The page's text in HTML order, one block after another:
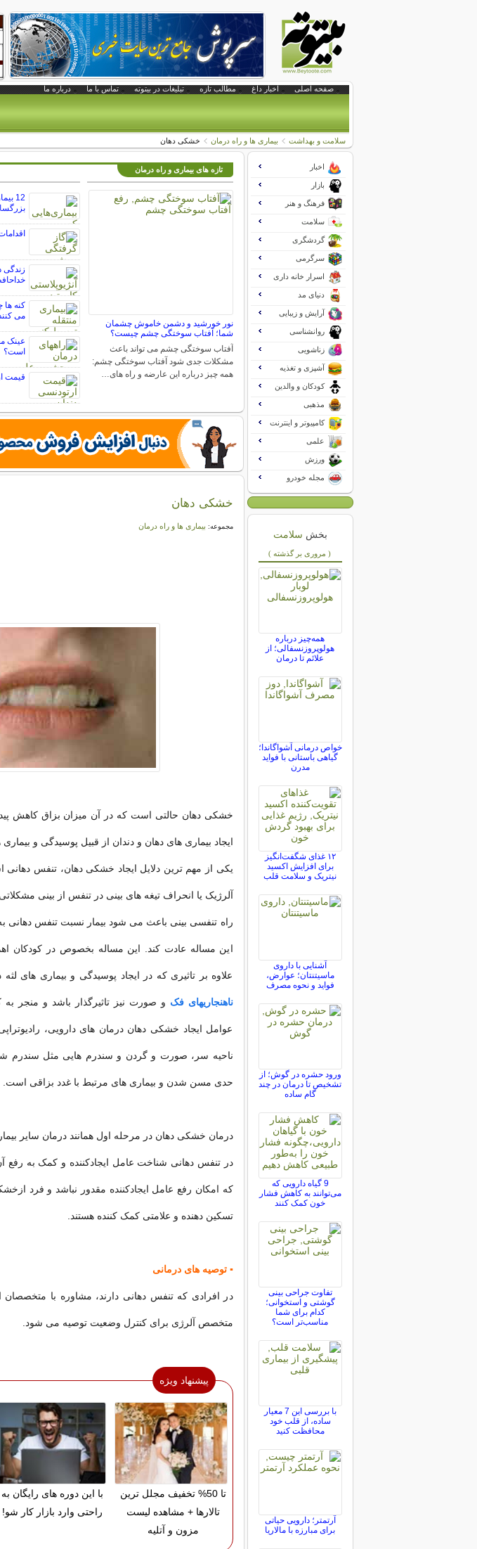
صفحه اصلی اخبار داغ مطالب تازه تبلیغات در بیتوته تماس با ما درباره ما
سلامت و بهداشت بیماری ها و راه درمان خشکی دهان
تازه های بیماری و راه درمان
نور خورشید و دشمن خاموش چشمان
شما؛ آفتاب سوختگی چشم چیست؟
آفتاب سوختگی چشم می تواند باعث
مشکلات جدی شود آفتاب سوختگی چشم:
همه چیز درباره این عارضه و راه های…
12
زندگی
کنه ها
می
عینک
است؟
قیمت
خشکی دهان
مجموعه: بیماری ها و راه درمان
خشکی دهان حالتی است که در آن میزان بزاق کاهش
ایجاد بیماری های دهان و دندان از قبیل پوسیدگی و
یکی از مهم ترین دلایل ایجاد خشکی دهان، تنفس دهانی
آلرژیک یا انحراف تیغه های بینی در تنفس از بینی
راه تنفسی بینی باعث می شود بیمار نسبت تنفس دهانی
این مساله عادت کند. این مساله بخصوص در کودکان
علاوه بر تاثیری که در ایجاد پوسیدگی و بیماری های لثه
ناهنجاریهای فک و صورت نیز تاثیرگذار باشد و منجر
عوامل ایجاد خشکی دهان درمان های دارویی،
ناحیه سر، صورت و گردن و سندرم هایی مثل سندرم
حدی مسن شدن و بیماری های مرتبط با غدد بزاقی است.
درمان خشکی دهان در مرحله اول همانند درمان سایر
در تنفس دهانی شناخت عامل ایجادکننده و کمک به رفع
که امکان رفع عامل ایجادکننده مقدور نباشد و فرد
تسکین دهنده و علامتی کمک کننده هستند.
▪ توصیه های درمانی
در افرادی که تنفس دهانی دارند، مشاوره با
متخصص آلرژی برای کنترل وضعیت توصیه می شود.
پیشنهاد ویژه
تا 50% تخفیف مجلل ترین
تالارها + مشاهده لیست
مزون و آتلیه
با این دوره های رایگان به
راحتی وارد بازار کار شو!
اخبار
بازار
فرهنگ و هنر
سلامت
گردشگری
سرگرمی
اسرار خانه داری
دنیای مد
آرایش و زیبایی
روانشناسی
زناشویی
آشپزی و تغذیه
کودکان و والدین
مذهبی
کامپیوتر و اینترنت
علمی
ورزش
مجله خودرو
بخش سلامت
( مروری بر گذشته )
همه‌چیز درباره
هولوپروزنسفالی؛ از
علائم تا درمان
خواص درمانی آشواگاندا؛
گیاهی باستانی با فواید
مدرن
۱۲ غذای شگفت‌انگیز
برای افزایش اکسید
نیتریک و سلامت قلب
آشنایی با داروی
ماسیتنتان؛ عوارض،
فواید و نحوه مصرف
ورود حشره در گوش؛ از
تشخیص تا درمان در چند
گام ساده
9 گیاه دارویی که
می‌توانند به کاهش فشار
خون کمک کنند
تفاوت جراحی بینی
گوشتی و استخوانی؛
کدام برای شما
مناسب‌تر است؟
با بررسی این 7 معیار
ساده، از قلب خود
محافظت کنید
آرتمتر؛ دارویی حیاتی
برای مبارزه با مالاریا